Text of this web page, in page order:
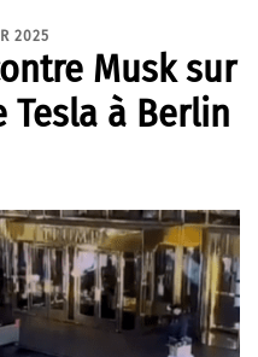
2025
Musk sur
Tesla à Berlin